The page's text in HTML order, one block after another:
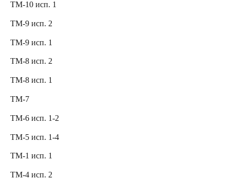
ТМ-10 исп. 1
ТМ-9 исп. 2
ТМ-9 исп. 1
ТМ-8 исп. 2
ТМ-8 исп. 1
ТМ-7
ТМ-6 исп. 1-2
ТМ-5 исп. 1-4
ТМ-1 исп. 1
ТМ-4 исп. 2